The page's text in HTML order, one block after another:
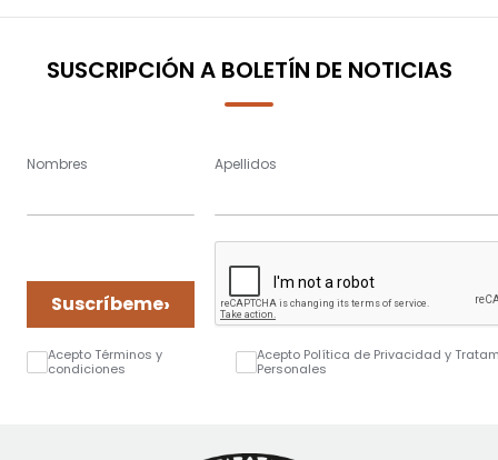
SUSCRIPCIÓN A BOLETÍN DE NOTICIAS
Nombres Apellidos
Suscríbeme›
Acepto Términos y
condiciones
Acepto Política de Privacidad y
Personales